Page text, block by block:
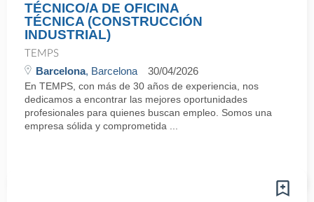
TÉCNICO/A DE OFICINA
TÉCNICA (CONSTRUCCIÓN
INDUSTRIAL)
TEMPS
Barcelona, Barcelona 30/04/2026
En TEMPS, con más de 30 años de experiencia, nos
dedicamos a encontrar las mejores oportunidades
profesionales para quienes buscan empleo. Somos una
empresa sólida y comprometida ...